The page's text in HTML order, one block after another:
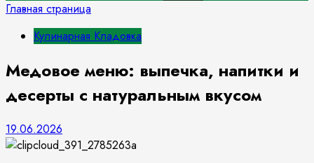
Главная страница
Кулинарная Кладовка
Медовое меню: выпечка, напитки и
десерты с натуральным вкусом
19.06.2026